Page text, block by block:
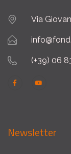
Via
(+39) 06
Newsletter